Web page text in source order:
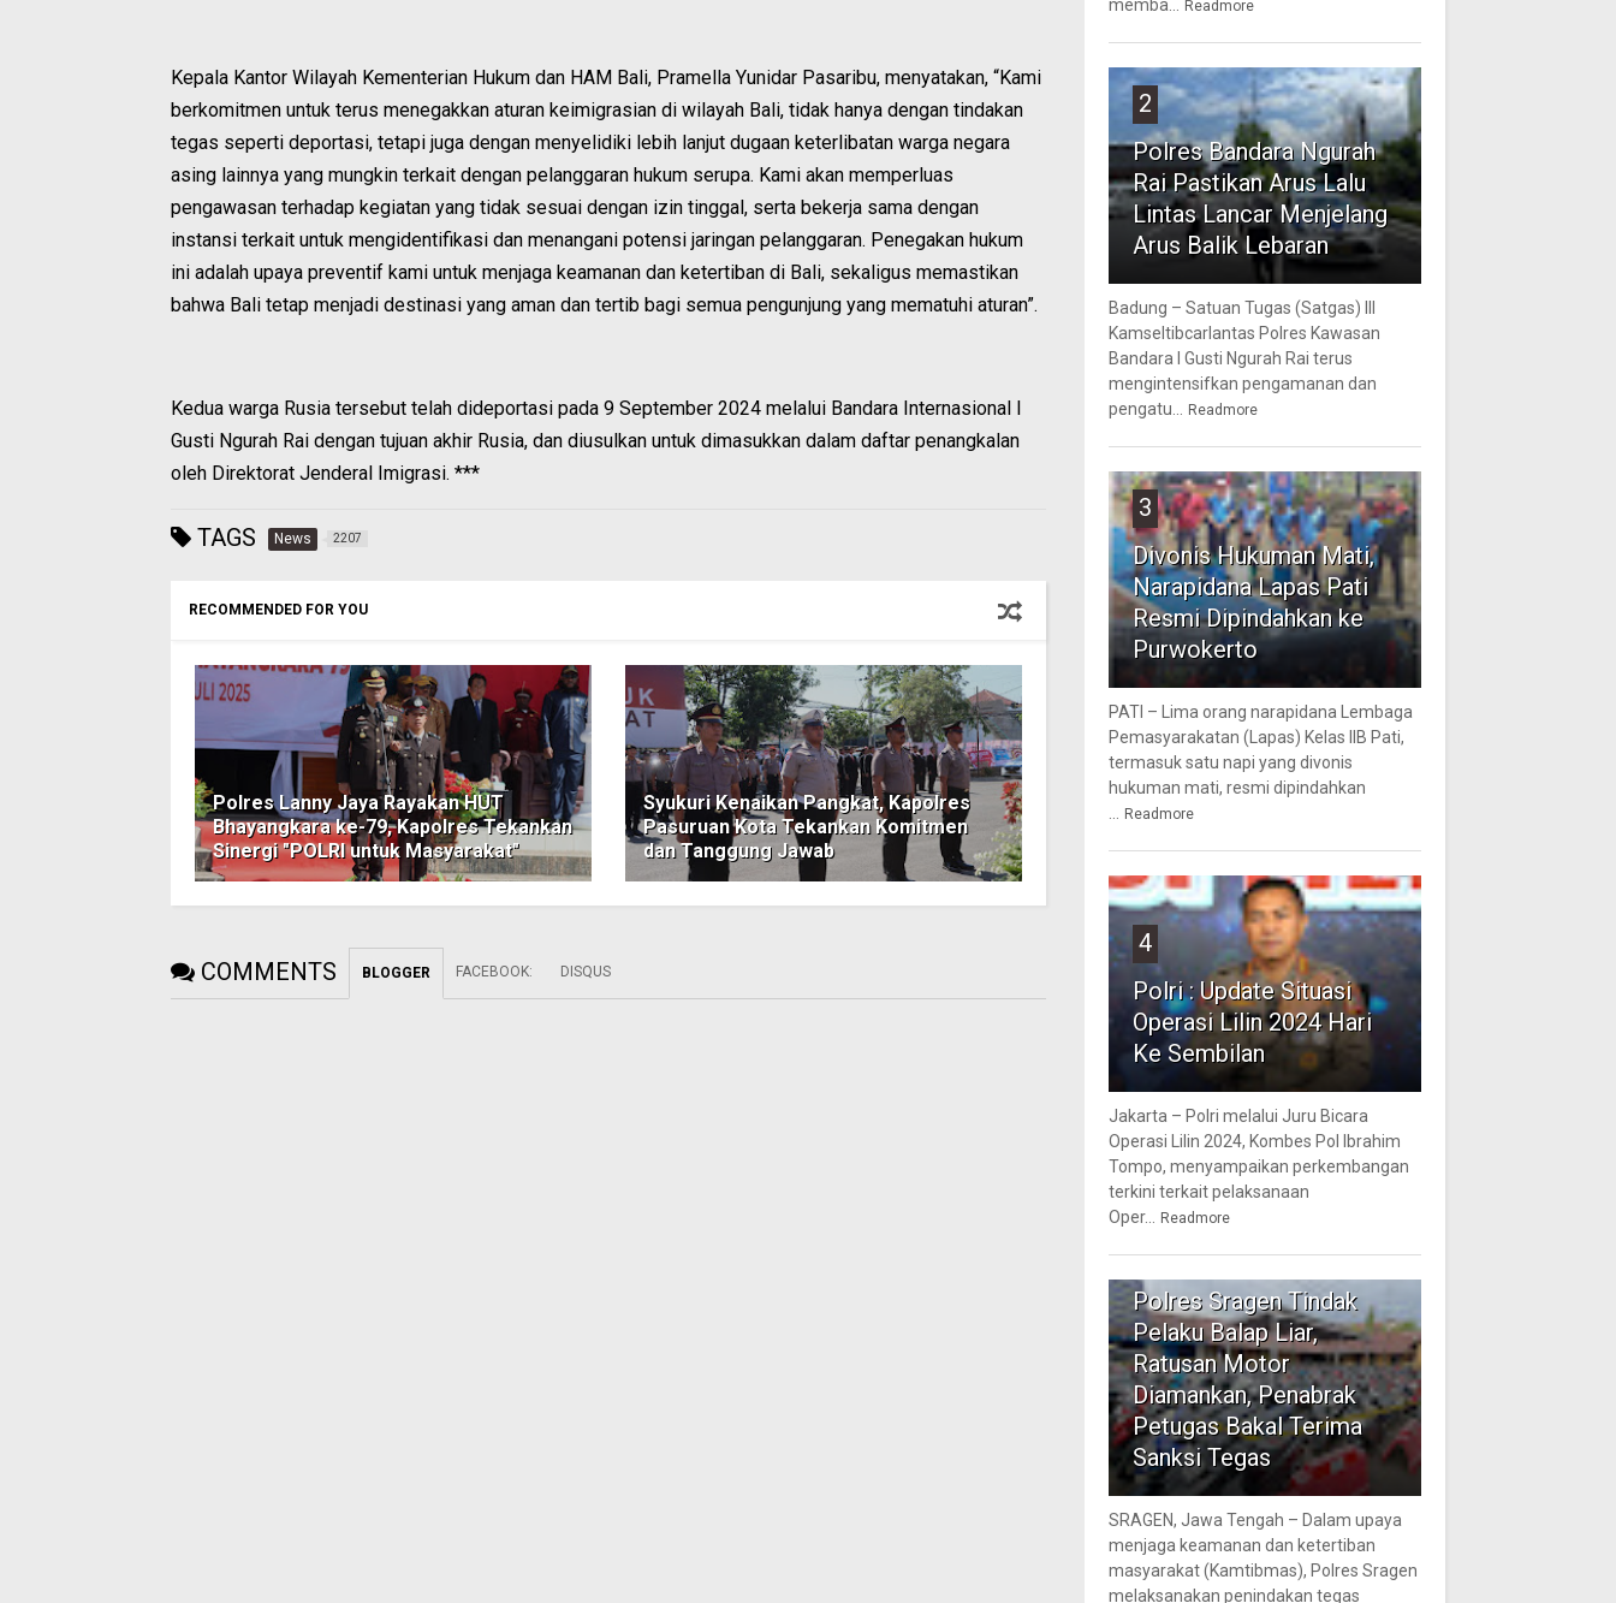
Kepala Kantor Wilayah Kementerian Hukum dan HAM Bali, Pramella Yunidar Pasaribu, menyatakan, “Kami
berkomitmen untuk terus menegakkan aturan keimigrasian di wilayah Bali, tidak hanya dengan tindakan
tegas seperti deportasi, tetapi juga dengan menyelidiki lebih lanjut dugaan keterlibatan warga negara
asing lainnya yang mungkin terkait dengan pelanggaran hukum serupa. Kami akan memperluas
pengawasan terhadap kegiatan yang tidak sesuai dengan izin tinggal, serta bekerja sama dengan
instansi terkait untuk mengidentifikasi dan menangani potensi jaringan pelanggaran. Penegakan hukum
ini adalah upaya preventif kami untuk menjaga keamanan dan ketertiban di Bali, sekaligus memastikan
bahwa Bali tetap menjadi destinasi yang aman dan tertib bagi semua pengunjung yang mematuhi aturan”.
Kedua warga Rusia tersebut telah dideportasi pada 9 September 2024 melalui Bandara Internasional I
Gusti Ngurah Rai dengan tujuan akhir Rusia, dan diusulkan untuk dimasukkan dalam daftar penangkalan
oleh Direktorat Jenderal Imigrasi. ***
TAGS News 2207
RECOMMENDED FOR YOU
Polres Lanny Jaya Rayakan HUT
Bhayangkara ke-79, Kapolres Tekankan
Sinergi "POLRI untuk Masyarakat"
Syukuri Kenaikan Pangkat, Kapolres
Pasuruan Kota Tekankan Komitmen
dan Tanggung Jawab
COMMENTS BLOGGER FACEBOOK: DISQUS
memba... Readmore
2
Polres Bandara Ngurah
Rai Pastikan Arus Lalu
Lintas Lancar Menjelang
Arus Balik Lebaran
Badung – Satuan Tugas (Satgas) III
Kamseltibcarlantas Polres Kawasan
Bandara I Gusti Ngurah Rai terus
mengintensifkan pengamanan dan
pengatu... Readmore
3
Divonis Hukuman Mati,
Narapidana Lapas Pati
Resmi Dipindahkan ke
Purwokerto
PATI – Lima orang narapidana Lembaga
Pemasyarakatan (Lapas) Kelas IIB Pati,
termasuk satu napi yang divonis
hukuman mati, resmi dipindahkan
... Readmore
4
Polri : Update Situasi
Operasi Lilin 2024 Hari
Ke Sembilan
Jakarta – Polri melalui Juru Bicara
Operasi Lilin 2024, Kombes Pol Ibrahim
Tompo, menyampaikan perkembangan
terkini terkait pelaksanaan
Oper... Readmore
5
Polres Sragen Tindak
Pelaku Balap Liar,
Ratusan Motor
Diamankan, Penabrak
Petugas Bakal Terima
Sanksi Tegas
SRAGEN, Jawa Tengah – Dalam upaya
menjaga keamanan dan ketertiban
masyarakat (Kamtibmas), Polres Sragen
melaksanakan penindakan tegas